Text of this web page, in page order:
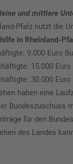
und mittlere
Pfalz nutzt die
in Rheinland-
9.000 Euro
15.000
30.000
haben eine
Bundeszuschuss
für den
des Landes